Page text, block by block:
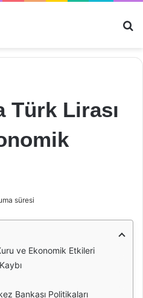
Türk Lirası
süresi
ve Ekonomik Etkileri
Bankası Politikaları